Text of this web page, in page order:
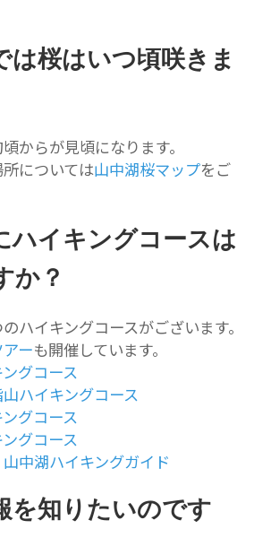
は桜はいつ頃咲きま
からが見頃になります。
については山中湖桜マップをご
ハイキングコースは
か？
ハイキングコースがございます。
ーも開催しています。
グコース
ハイキングコース
グコース
グコース
山中湖ハイキングガイド
を知りたいのです